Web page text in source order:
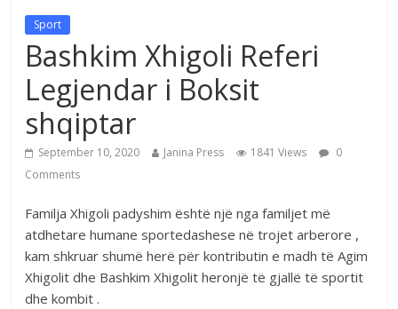
Sport
Bashkim Xhigoli Referi
Legjendar i Boksit
shqiptar
September 10, 2020 Janina Press 1841 Views
0
Comments
Familja Xhigoli padyshim është një nga familjet më
atdhetare humane sportedashese në trojet arberore ,
kam shkruar shumë herë për kontributin e madh të Agim
Xhigolit dhe Bashkim Xhigolit heronjë të gjallë të sportit
dhe kombit .